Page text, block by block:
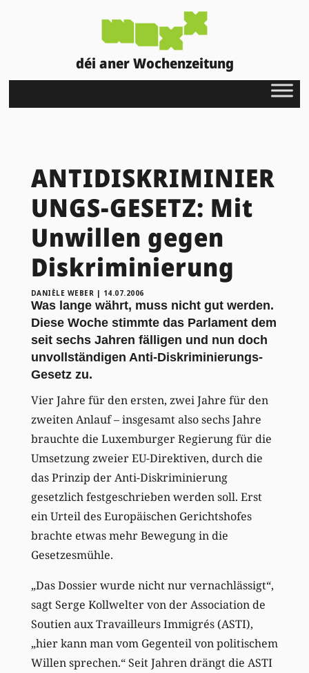
déi aner Wochenzeitung
ANTIDISKRIMINIER
UNGS-GESETZ: Mit
Unwillen gegen
Diskriminierung
DANIÈLE WEBER | 14.07.2006
Was lange währt, muss nicht gut werden.
Diese Woche stimmte das Parlament dem
seit sechs Jahren fälligen und nun doch
unvollständigen Anti-Diskriminierungs-
Gesetz zu.
Vier Jahre für den ersten, zwei Jahre für den
zweiten Anlauf – insgesamt also sechs Jahre
brauchte die Luxemburger Regierung für die
Umsetzung zweier EU-Direktiven, durch die
das Prinzip der Anti-Diskriminierung
gesetzlich festgeschrieben werden soll. Erst
ein Urteil des Europäischen Gerichtshofes
brachte etwas mehr Bewegung in die
Gesetzesmühle.
„Das Dossier wurde nicht nur vernachlässigt“,
sagt Serge Kollwelter von der Association de
Soutien aux Travailleurs Immigrés (ASTI),
„hier kann man vom Gegenteil von politischem
Willen sprechen.“ Seit Jahren drängt die ASTI